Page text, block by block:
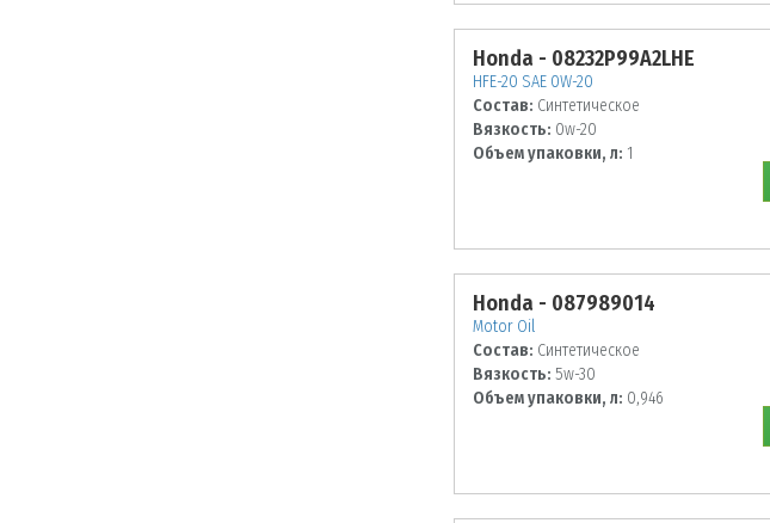
Honda - 08232P99A2LHE
HFE-20 SAE 0W-20
Состав: Синтетическое
Вязкость: 0w-20
Объем упаковки, л: 1
Honda - 087989014
Motor Oil
Состав: Синтетическое
Вязкость: 5w-30
Объем упаковки, л: 0,946